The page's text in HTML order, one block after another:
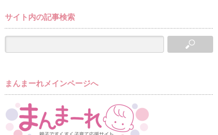
サイト内の記事検索
まんまーれメインページへ